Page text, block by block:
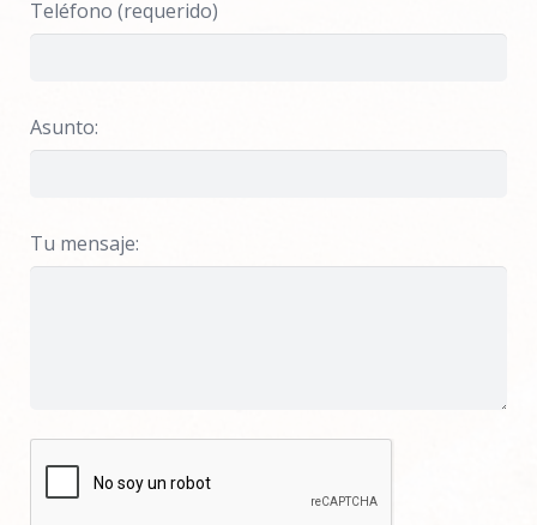
Teléfono (requerido)
Asunto:
Tu mensaje: